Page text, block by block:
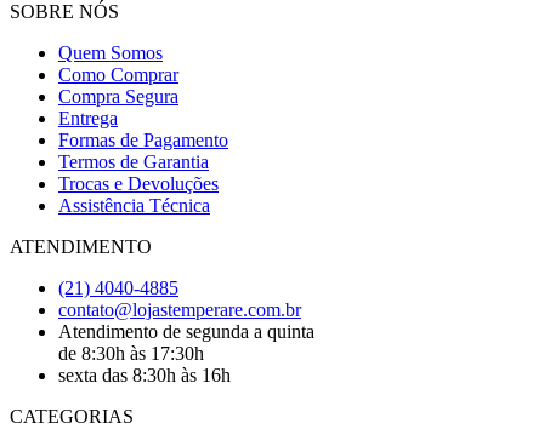
SOBRE NÓS
Quem Somos
Como Comprar
Compra Segura
Entrega
Formas de Pagamento
Termos de Garantia
Trocas e Devoluções
Assistência Técnica
ATENDIMENTO
(21) 4040-4885
contato@lojastemperare.com.br
Atendimento de segunda a quinta
de 8:30h às 17:30h
sexta das 8:30h às 16h
CATEGORIAS